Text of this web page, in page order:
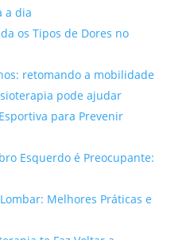
a dia
os Tipos de Dores no
retomando a mobilidade
pode ajudar
para Prevenir
Esquerdo é Preocupante:
Melhores Práticas e